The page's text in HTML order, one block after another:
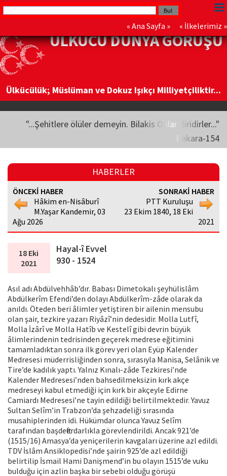
« Ana Sayfa » « İlkelerimiz »
ÜLKÜCÜ DÜNYA GÖRÜŞÜ
Ülkücülük; Müslüman ve Dokuz Işıkçı Milliyetçiliktir...
"...Şehitlere ölüler demeyin. Bilakis Onlar diridirler..."
Bakara-154
HABERLER
ÖNCEKİ HABER
Hâkim en-Nisâburî
M.Yaşar Kandemir, 03
Ağu 2026
SONRAKİ HABER
PTT Kuruluşu
23 Ekim 1840, 18 Eki
2021
18 Eki
2021
Hayal-î Evvel
930 - 1524
Asıl adı Abdülvehhâb’dır. Babası Dimetokalı şeyhülislâm
Abdülkerîm Efendi’den dolayı Abdülkerîm-zâde olarak da
anıldı. Öteden beri âlimler yetiştiren bir ailenin mensubu
olan şair, tezkire yazarı Riyâzî’nin dedesidir. Molla Lutfî,
Molla İzârî ve Molla Hatîb ve Kestelî gibi devrin büyük
âlimlerindenin tedrisinden geçerek medrese eğitimini
tamamladıktan sonra ilk görev yeri olan Eyüp Kalender
Medresesi müderrisliğinden sonra, sırasıyla Manisa, Selânik ve
Tire’de kadılık yaptı. Yalnız Kınalı-zâde Tezkiresi’nde
Kalender Medresesi’nden bahsedilmeksizin kırk akçe
medreseyi kabul etmediği için kırk bir akçeyle Edirne
Camiardı Medresesi’ne tayin edildiği belirtilmektedir. Yavuz
Sultan Selîm’in Trabzon’da şehzadeliği sırasında
musahiplerinden idi. Hükümdar olunca Yavuz Selîm
tarafından başdefterdarlıkla görevlendirildi. Ancak 921’de
(1515/16) Amasya’da yeniçerilerin kavgaları üzerine azl edildi.
TDV İslâm Ansiklopedisi’nde şairin 925’de azl edildiği
belirtilip İsmail Hami Danişmend’in bu olayın 1515’de vuku
bulduğu için azlin başka bir sebebi olduğu görüşü